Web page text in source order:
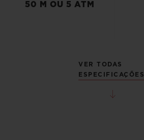
50 M OU 5 ATM
VER TODAS
ESPECIFICAÇÕES